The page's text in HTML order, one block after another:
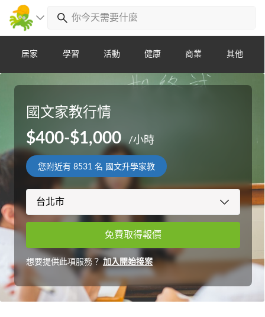
居家 學習 活動 健康 商業 其他
國文家教行情
$400-$1,000 /小時
您附近有8531 名 國文升學家教
免費取得報價
想要提供此項服務？加入開始接案